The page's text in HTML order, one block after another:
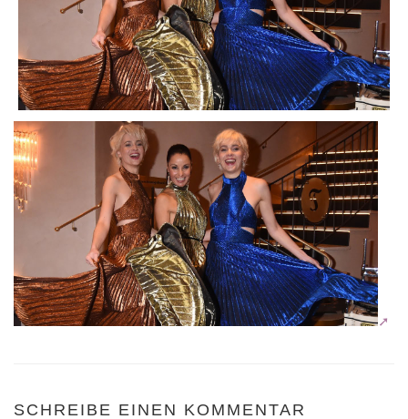
SCHREIBE EINEN KOMMENTAR